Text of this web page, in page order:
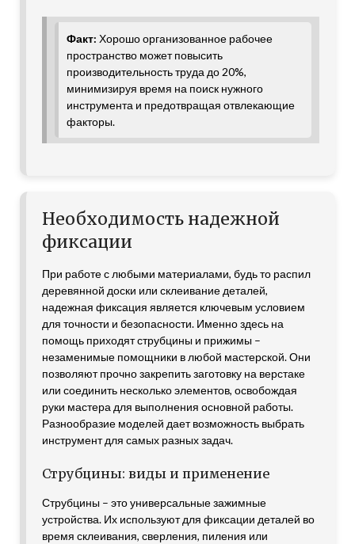
Факт: Хорошо организованное рабочее
пространство может повысить
производительность труда до 20%,
минимизируя время на поиск нужного
инструмента и предотвращая отвлекающие
факторы.
Необходимость надежной
фиксации
При работе с любыми материалами, будь то распил
деревянной доски или склеивание деталей,
надежная фиксация является ключевым условием
для точности и безопасности. Именно здесь на
помощь приходят струбцины и прижимы –
незаменимые помощники в любой мастерской. Они
позволяют прочно закрепить заготовку на верстаке
или соединить несколько элементов, освобождая
руки мастера для выполнения основной работы.
Разнообразие моделей дает возможность выбрать
инструмент для самых разных задач.
Струбцины: виды и применение
Струбцины – это универсальные зажимные
устройства. Их используют для фиксации деталей во
время склеивания, сверления, пиления или